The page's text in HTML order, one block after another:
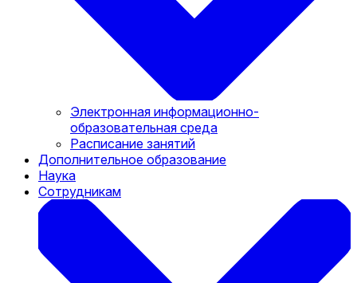
Электронная информационно-
образовательная среда
Расписание занятий
Дополнительное образование
Наука
Сотрудникам